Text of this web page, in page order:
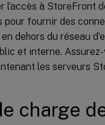
l’accès à StoreFront
pour fournir des
dehors du réseau
et interne.
les serveurs
charge